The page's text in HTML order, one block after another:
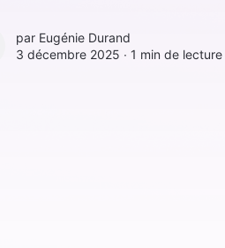
DURAND
par Eugénie Durand
3 décembre 2025 ∙ 1 min de lecture